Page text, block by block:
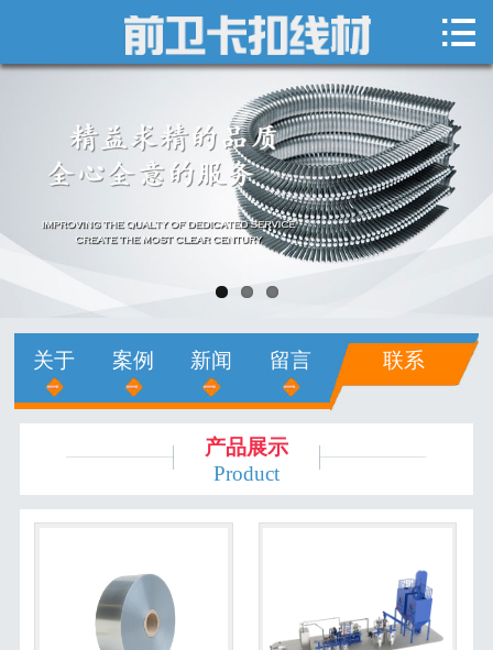
 网站首页
关于我们
新闻中心
产品展示
销售网络
在线留言
联系我们

关于 案例 新闻 留言 联系
产品展示
Product